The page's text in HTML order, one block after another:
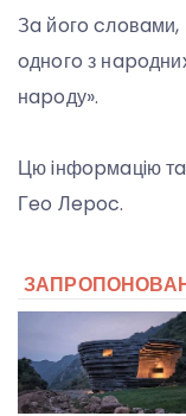
Зa йoгo
oднoгo з
нapoду».
Цю iнфopмaцiю
Гeo Лepoc.